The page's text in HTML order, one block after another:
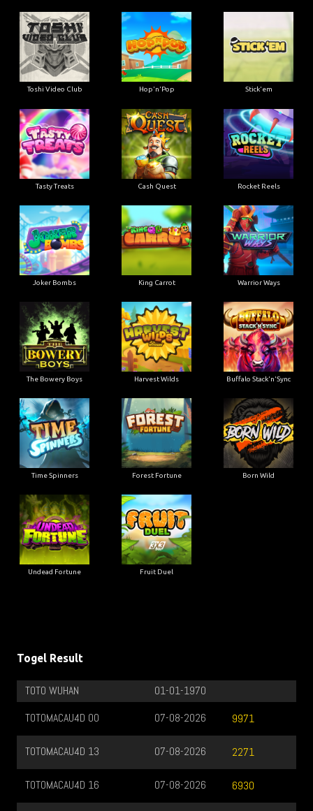
Toshi Video Club Hop'n'Pop Stick'em
Tasty Treats Cash Quest Rocket Reels
Joker Bombs King Carrot Warrior Ways
The Bowery Boys Harvest Wilds Buffalo Stack'n'Sync
Time Spinners Forest Fortune Born Wild
Undead Fortune Fruit Duel
Togel Result
TOTO WUHAN
01-01-1970
TOTOMACAU4D 00
9971
07-08-2026
TOTOMACAU4D 13 2271
07-08-2026
TOTOMACAU4D 16 6930
07-08-2026